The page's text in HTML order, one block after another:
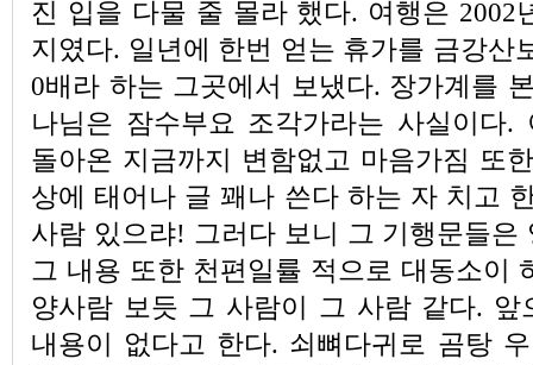
진 입을 다물 줄 몰라 했다. 여행은 2002
지였다. 일년에 한번 얻는 휴가를 금강산
0배라 하는 그곳에서 보냈다. 장가계를
나님은 잠수부요 조각가라는 사실이다.
돌아온 지금까지 변함없고 마음가짐 또
상에 태어나 글 꽤나 쓴다 하는 자 치고
사람 있으랴! 그러다 보니 그 기행문들은
그 내용 또한 천편일률 적으로 대동소이
양사람 보듯 그 사람이 그 사람 같다. 앞
내용이 없다고 한다. 쇠뼈다귀로 곰탕